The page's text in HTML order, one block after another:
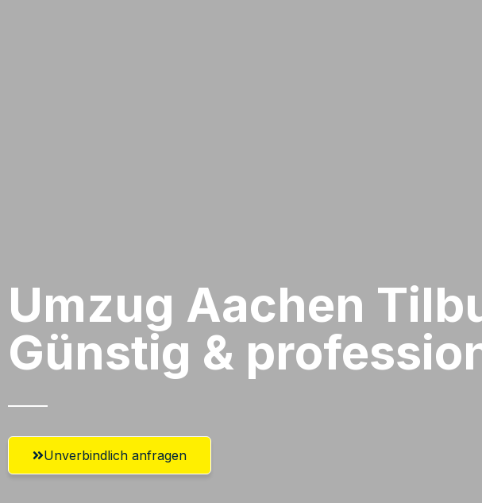
Umzug Aachen​
Günstig &
Unverbindlich anfragen